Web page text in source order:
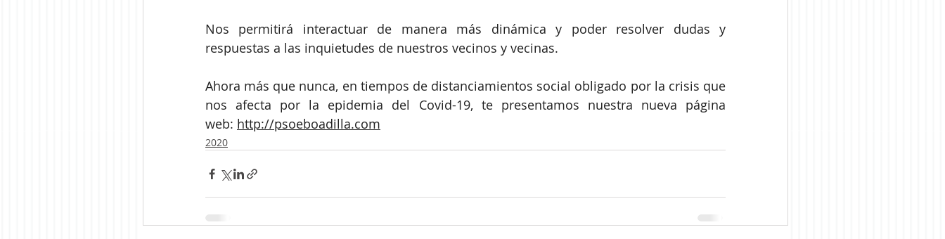
Nos permitirá interactuar de manera más dinámica y poder resolver dudas y
respuestas a las inquietudes de nuestros vecinos y vecinas.
Ahora más que nunca, en tiempos de distanciamientos social obligado por la crisis que
nos afecta por la epidemia del Covid-19, te presentamos nuestra nueva página
web: http://psoeboadilla.com
2020